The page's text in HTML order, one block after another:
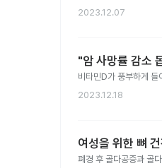
2023.12.07
"암 사망률 감소
비타민D가 풍부하게 들
2023.12.18
여성을 위한 뼈
폐경 후 골다공증과 골